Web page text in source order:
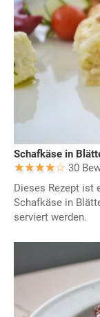
Schafkäse in
30
Dieses Rezept ist
Schafkäse in
serviert werden.